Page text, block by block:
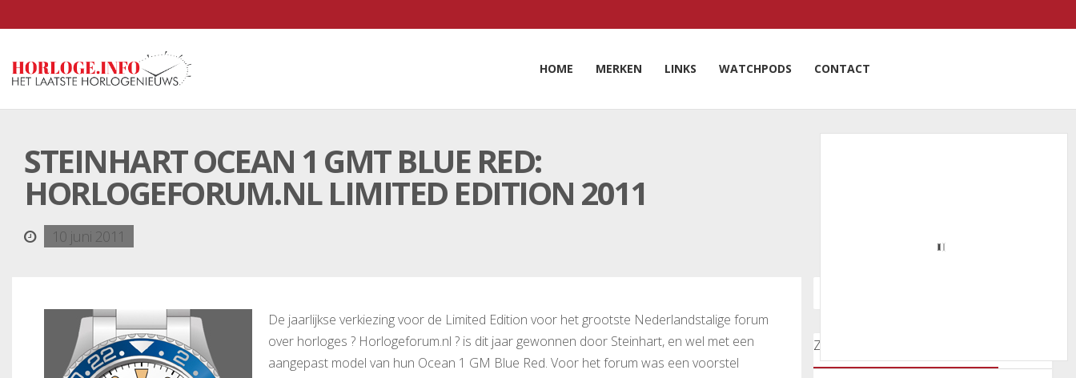
HOME MERKEN LINKS WATCHPODS CONTACT
STEINHART OCEAN 1 GMT BLUE RED:
HORLOGEFORUM.NL LIMITED EDITION 2011
10 juni 2011
De jaarlijkse verkiezing voor de Limited Edition voor het grootste Nederlandstalige forum
over horloges ? Horlogeforum.nl ? is dit jaar gewonnen door Steinhart, en wel met een
aangepast model van hun Ocean 1 GM Blue Red. Voor het forum was een voorstel
Zoeken door onze nieuwsartikelen